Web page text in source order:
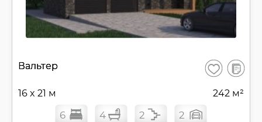
Вальтер Сохранить
В
16 x 21 м 242 м²
6 4 2 2